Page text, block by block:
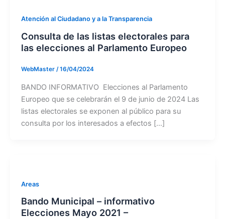
Atención al Ciudadano y a la Transparencia
Consulta de las listas electorales para
las elecciones al Parlamento Europeo
WebMaster /16/04/2024
BANDO INFORMATIVO Elecciones al Parlamento
Europeo que se celebrarán el 9 de junio de 2024 Las
listas electorales se exponen al público para su
consulta por los interesados a efectos […]
Areas
Bando Municipal – informativo
Elecciones Mayo 2021 –